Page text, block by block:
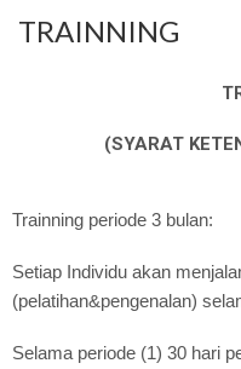
TRAINNING
(SYARAT
Trainning periode 3 bulan:
Setiap Individu akan
(pelatihan&pengenalan)
Selama periode (1) 30 hari